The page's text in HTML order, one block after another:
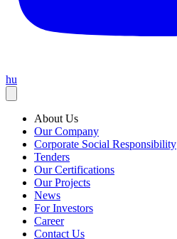
hu
About Us
Our Company
Corporate Social Responsibility
Tenders
Our Certifications
Our Projects
News
For Investors
Career
Contact Us